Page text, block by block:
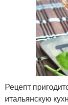
Рецепт
итальянскую